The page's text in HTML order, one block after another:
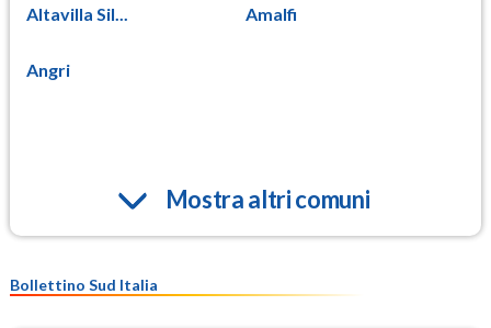
Altavilla Sil... Amalfi
Angri
Mostra altri comuni
Bollettino Sud Italia